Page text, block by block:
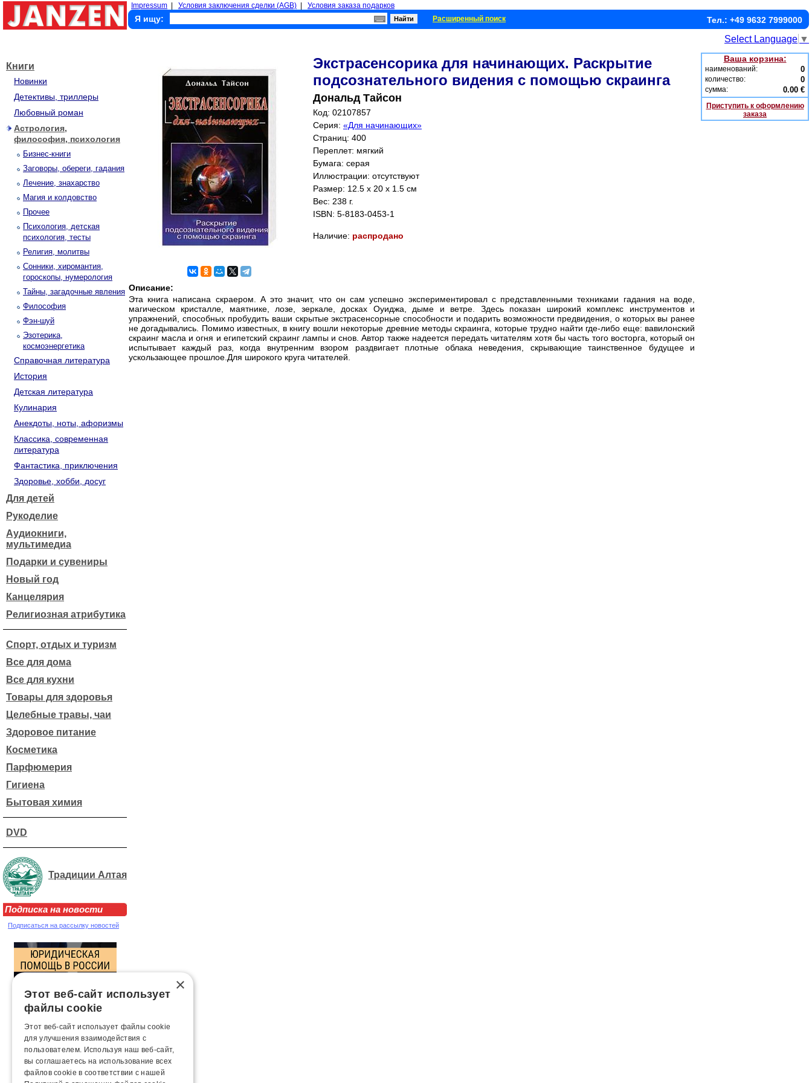
Impressum Условия заключения сделки (AGB) Условия заказа подарков
Я ищу: Расширенный поиск Тел.: +49 9632 7999000
Select Language ▼
Книги
Новинки
Детективы, триллеры
Любовный роман
Астрология,
философия, психология
Бизнес-книги
Заговоры, обереги, гадания
Лечение, знахарство
Магия и колдовство
Прочее
Психология, детская
психология, тесты
Религия, молитвы
Сонники, хиромантия,
гороскопы, нумерология
Тайны, загадочные явления
Философия
Фэн-шуй
Эзотерика,
космоэнергетика
Справочная литература
История
Детская литература
Кулинария
Анекдоты, ноты, афоризмы
Классика, современная
литература
Фантастика, приключения
Здоровье, хобби, досуг
Для детей
Рукоделие
Аудиокниги,
мультимедиа
Подарки и сувениры
Новый год
Канцелярия
Религиозная атрибутика
Спорт, отдых и туризм
Все для дома
Все для кухни
Товары для здоровья
Целебные травы, чаи
Здоровое питание
Косметика
Парфюмерия
Гигиена
Бытовая химия
DVD
Традиции Алтая
Подписка на новости
Подписаться на рассылку новостей
Экстрасенсорика для начинающих. Раскрытие
подсознательного видения с помощью скраинга
Дональд Тайсон
Код: 02107857
Серия: «Для начинающих»
Страниц: 400
Переплет: мягкий
Бумага: серая
Иллюстрации: отсутствуют
Размер: 12.5 x 20 x 1.5 см
Вес: 238 г.
ISBN: 5-8183-0453-1
Наличие: распродано
Описание:
Эта книга написана скраером. А это значит, что он сам успешно экспериментировал с представленными техниками гадания на воде,
магическом кристалле, маятнике, лозе, зеркале, досках Оуиджа, дыме и ветре. Здесь показан широкий комплекс инструментов и
упражнений, способных пробудить ваши скрытые экстрасенсорные способности и подарить возможности предвидения, о которых вы ранее
не догадывались. Помимо известных, в книгу вошли некоторые древние методы скраинга, которые трудно найти где-либо еще: вавилонский
скраинг масла и огня и египетский скраинг лампы и снов. Автор также надеется передать читателям хотя бы часть того восторга, который он
испытывает каждый раз, когда внутренним взором раздвигает плотные облака неведения, скрывающие таинственное будущее и
ускользающее прошлое.Для широкого круга читателей.
Ваша корзина:
наименований: 0
количество: 0
сумма: 0.00 €
Приступить к оформлению
заказа
×
Этот веб-сайт использует
файлы cookie
Этот веб-сайт использует файлы cookie
для улучшения взаимодействия с
пользователем. Используя наш веб-сайт,
вы соглашаетесь на использование всех
файлов cookie в соответствии с нашей